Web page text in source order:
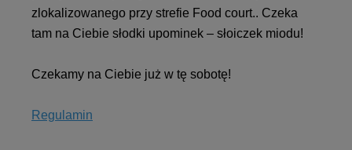
zlokalizowanego przy strefie Food court.. Czeka
tam na Ciebie słodki upominek – słoiczek miodu!
Czekamy na Ciebie już w tę sobotę!
Regulamin